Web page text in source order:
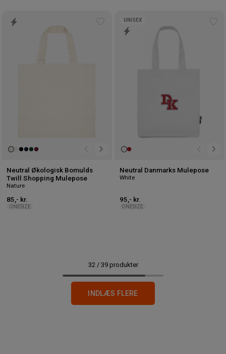
Neutral Økologisk Bomulds
Twill Shopping Mulepose
Nature
85,- kr.
ONESIZE
UNISEX
Neutral Danmarks Mulepose
White
95,- kr.
ONESIZE
32 / 39produkter
INDLÆS FLERE